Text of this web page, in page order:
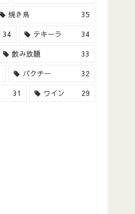
焼き鳥 35
34 テキーラ 34
飲み放題 33
パクチー 32
31 ワイン 29